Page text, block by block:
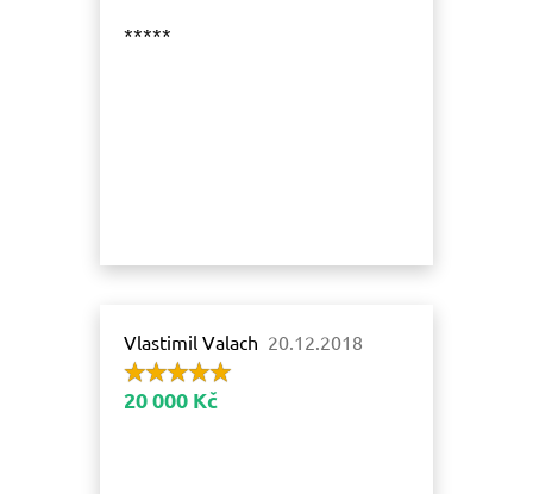
*****
Vlastimil Valach 20.12.2018
20 000 Kč